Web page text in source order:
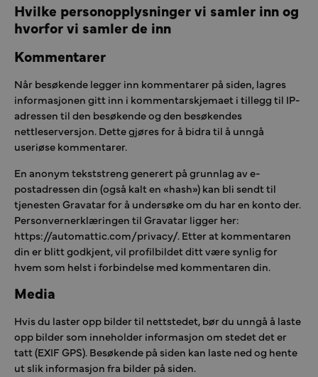
Hvilke personopplysninger vi samler inn og
hvorfor vi samler de inn
Kommentarer
Når besøkende legger inn kommentarer på siden, lagres
informasjonen gitt inn i kommentarskjemaet i tillegg til IP-
adressen til den besøkende og den besøkendes
nettleserversjon. Dette gjøres for å bidra til å unngå
useriøse kommentarer.
En anonym tekststreng generert på grunnlag av e-
postadressen din (også kalt en «hash») kan bli sendt til
tjenesten Gravatar for å undersøke om du har en konto der.
Personvernerklæringen til Gravatar ligger her:
https://automattic.com/privacy/. Etter at kommentaren
din er blitt godkjent, vil profilbildet ditt være synlig for
hvem som helst i forbindelse med kommentaren din.
Media
Hvis du laster opp bilder til nettstedet, bør du unngå å laste
opp bilder som inneholder informasjon om stedet det er
tatt (EXIF GPS). Besøkende på siden kan laste ned og hente
ut slik informasjon fra bilder på siden.